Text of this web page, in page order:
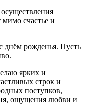
мимо счастье и
днём рожденья. Пусть
ярких и
строк и
поступков,
ощущения любви и